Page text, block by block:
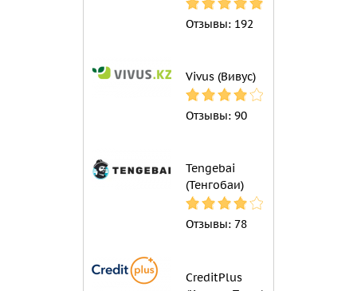
Отзывы: 192
Vivus (Вивус)
Отзывы: 90
Tengebai
(Тенгобаи)
Отзывы: 78
CreditPlus